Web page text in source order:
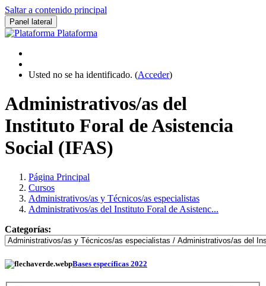
Saltar a contenido principal
Panel lateral
Plataforma
Usted no se ha identificado. (Acceder)
Administrativos/as del
Instituto Foral de Asistencia
Social (IFAS)
Página Principal
Cursos
Administrativos/as y Técnicos/as especialistas
Administrativos/as del Instituto Foral de Asistenc...
Categorías:
Bases específicas 2022